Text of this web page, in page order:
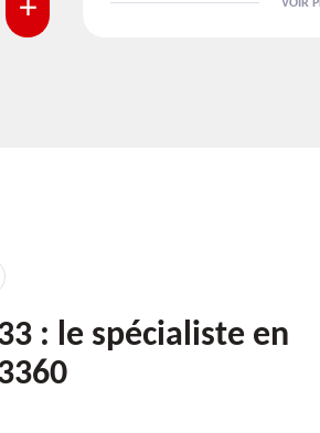
VOIR
: le spécialiste en